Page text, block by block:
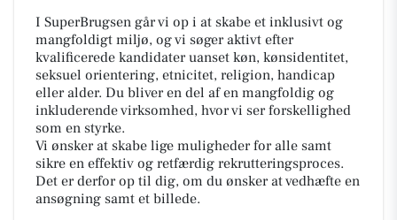
I SuperBrugsen går vi op i at skabe et inklusivt og
mangfoldigt miljø, og vi søger aktivt efter
kvalificerede kandidater uanset køn, kønsidentitet,
seksuel orientering, etnicitet, religion, handicap
eller alder. Du bliver en del af en mangfoldig og
inkluderende virksomhed, hvor vi ser forskellighed
som en styrke.
Vi ønsker at skabe lige muligheder for alle samt
sikre en effektiv og retfærdig rekrutteringsproces.
Det er derfor op til dig, om du ønsker at vedhæfte en
ansøgning samt et billede.